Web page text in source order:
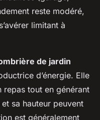
reste modéré,
limitant à
de jardin
d’énergie. Elle
tout en générant
sa hauteur peuvent
est généralement